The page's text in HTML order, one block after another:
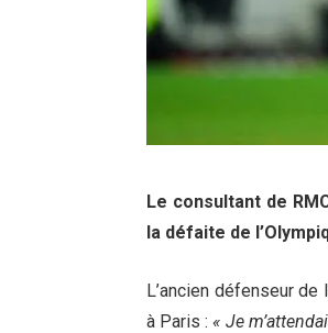
Le consultant de
la défaite de
L’ancien défenseur de
à Paris : « Je